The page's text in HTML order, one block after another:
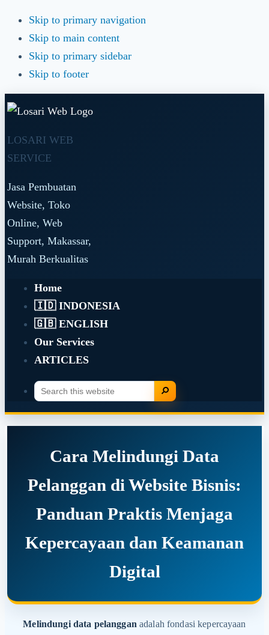
Skip to primary navigation
Skip to main content
Skip to primary sidebar
Skip to footer
LOSARI WEB
SERVICE
Jasa Pembuatan
Website, Toko
Online, Web
Support, Makassar,
Murah Berkualitas
Home
🇮🇩 INDONESIA
🇬🇧 ENGLISH
Our Services
ARTICLES
Search
website
Search
Cara Melindungi Data
Pelanggan di Website Bisnis:
Panduan Praktis Menjaga
Kepercayaan dan Keamanan
Digital
Melindungi data pelangganadalah fondasi kepercayaan